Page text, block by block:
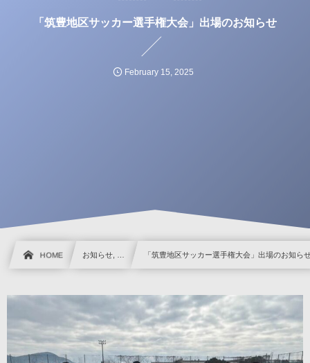
「筑豊地区サッカー選手権大会」出場のお知らせ
February 15 2025
HOME お知らせ, … 「筑豊地区サッカー選手権大会」出場のお知ら